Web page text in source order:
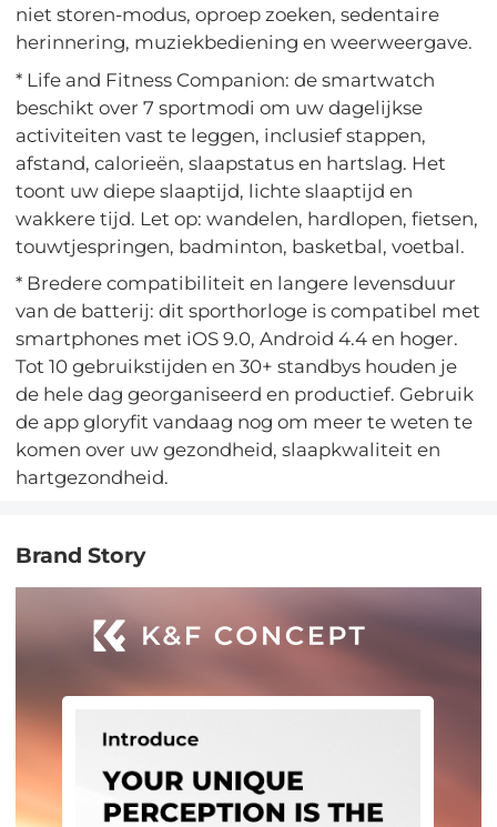
niet storen-modus, oproep zoeken, sedentaire
herinnering, muziekbediening en weerweergave.
* Life and Fitness Companion: de smartwatch
beschikt over 7 sportmodi om uw dagelijkse
activiteiten vast te leggen, inclusief stappen,
afstand, calorieën, slaapstatus en hartslag. Het
toont uw diepe slaaptijd, lichte slaaptijd en
wakkere tijd. Let op: wandelen, hardlopen, fietsen,
touwtjespringen, badminton, basketbal, voetbal.
* Bredere compatibiliteit en langere levensduur
van de batterij: dit sporthorloge is compatibel met
smartphones met iOS 9.0, Android 4.4 en hoger.
Tot 10 gebruikstijden en 30+ standbys houden je
de hele dag georganiseerd en productief. Gebruik
de app gloryfit vandaag nog om meer te weten te
komen over uw gezondheid, slaapkwaliteit en
hartgezondheid.
Brand Story